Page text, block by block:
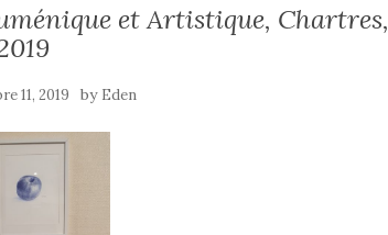
et Artistique, Chartres,
11, 2019 by Eden